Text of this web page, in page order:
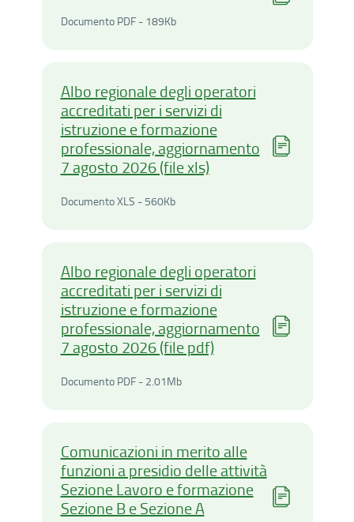
Documento PDF - 189KbDocumento PDF -
Albo regionale degli operatori
accreditati per i servizi di
istruzione e formazione
professionale, aggiornamento
7 agosto 2026 (file xls)
Documento XLS - 560KbDocumento XLS -
Albo regionale degli operatori
accreditati per i servizi di
istruzione e formazione
professionale, aggiornamento
7 agosto 2026 (file pdf)
Documento PDF - 2.01MbDocumento PDF -
Comunicazioni in merito alle
funzioni a presidio delle attività
Sezione Lavoro e formazione
Sezione B e Sezione A